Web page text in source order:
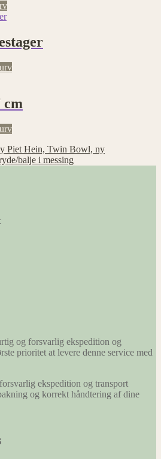
cm
Piet Hein, Twin Bowl, ny
balje i messing
og forsvarlig ekspedition og
prioritet at levere denne service med
ekspedition og transport
og korrekt håndtering af dine